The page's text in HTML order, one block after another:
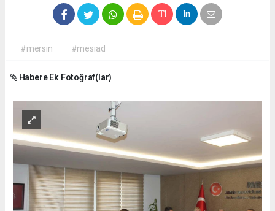
#mersin #mesiad
Habere Ek Fotoğraf(lar)